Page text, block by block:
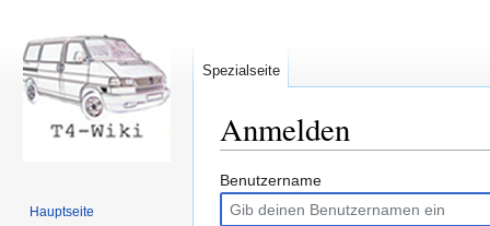
Anmelden
Zur
Navigation
Zur
Suche
Benutzername
Spezialseite
Hauptseite